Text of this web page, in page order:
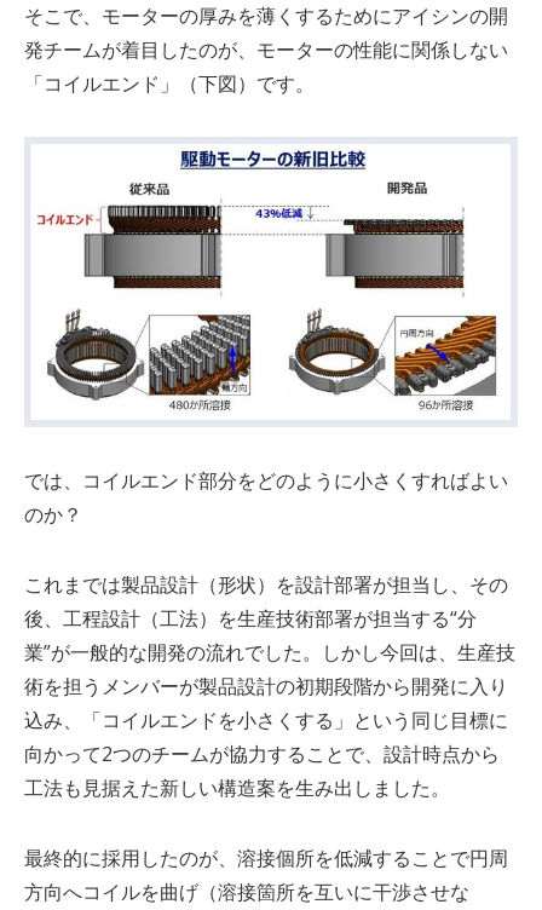
そこで、モーターの厚みを薄くするためにアイシンの開
発チームが着目したのが、モーターの性能に関係しない
「コイルエンド」（下図）です。
では、コイルエンド部分をどのように小さくすればよい
のか？
これまでは製品設計（形状）を設計部署が担当し、その
後、工程設計（工法）を生産技術部署が担当する“分
業”が一般的な開発の流れでした。しかし今回は、生産技
術を担うメンバーが製品設計の初期段階から開発に入り
込み、「コイルエンドを小さくする」という同じ目標に
向かって2つのチームが協力することで、設計時点から
工法も見据えた新しい構造案を生み出しました。
最終的に採用したのが、溶接個所を低減することで円周
方向へコイルを曲げ（溶接箇所を互いに干渉させな